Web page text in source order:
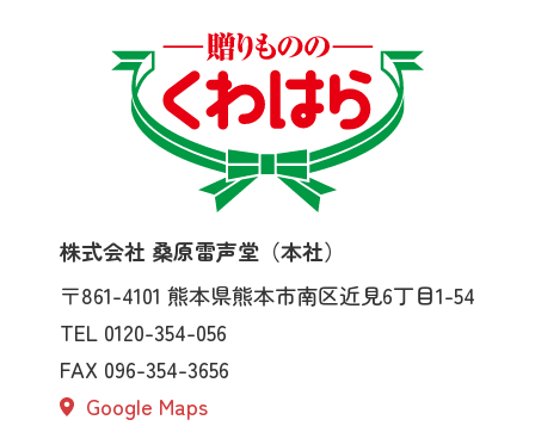
株式会社 桑原雷声堂（本社）
〒861-4101 熊本県熊本市南区近見6丁目1-54
TEL 0120-354-056
FAX 096-354-3656
Google Maps